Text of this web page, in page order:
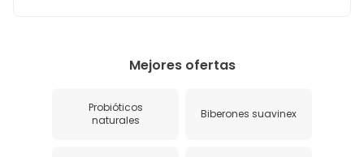
Mejores ofertas
Probióticos
naturales
Biberones suavinex